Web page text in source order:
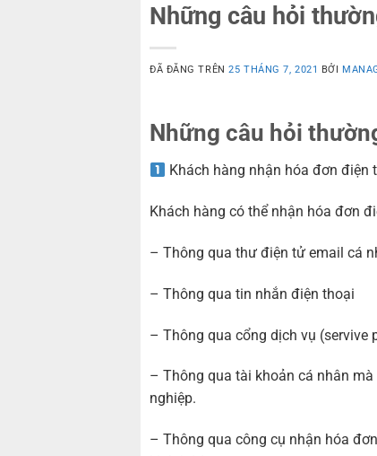
Những câu hỏi
ĐÃ ĐĂNG TRÊN25 THÁNG 7, 2021 BỞI
Những câu hỏi
Khách hàng nhận hóa đơn điện
Khách hàng có thể nhận hóa đơn
– Thông qua thư điện tử email cá
– Thông qua tin nhắn điện thoại
– Thông qua cổng dịch vụ (servive
– Thông qua tài khoản cá nhân
nghiệp.
– Thông qua công cụ nhận hóa